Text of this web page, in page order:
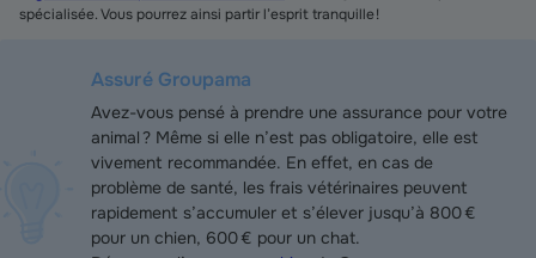
spécialisée. Vous pourrez ainsi partir l’esprit tranquille !
Assuré Groupama
Avez-vous pensé à prendre une assurance pour votre
animal ? Même si elle n’est pas obligatoire, elle est
vivement recommandée. En effet, en cas de
problème de santé, les frais vétérinaires peuvent
rapidement s’accumuler et s’élever jusqu’à 800 €
pour un chien, 600 € pour un chat.